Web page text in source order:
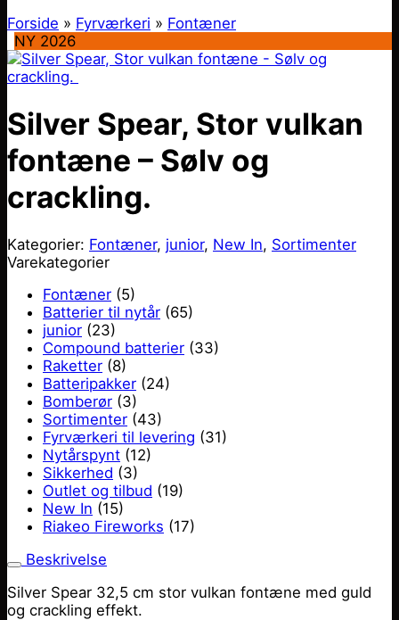
Forside » Fyrværkeri » Fontæner
NY 2026
Silver Spear, Stor vulkan
fontæne – Sølv og
crackling.
Kategorier: Fontæner, junior, New In, Sortimenter
Varekategorier
Fontæner (5)
Batterier til nytår (65)
junior (23)
Compound batterier (33)
Raketter (8)
Batteripakker (24)
Bomberør (3)
Sortimenter (43)
Fyrværkeri til levering (31)
Nytårspynt (12)
Sikkerhed (3)
Outlet og tilbud (19)
New In (15)
Riakeo Fireworks (17)
Beskrivelse
Silver Spear 32,5 cm stor vulkan fontæne med guld
og crackling effekt.